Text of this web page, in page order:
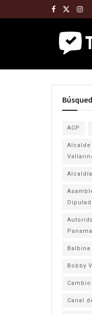
ACP
Alcalde
Panama
Balbina
Bobby
Canal